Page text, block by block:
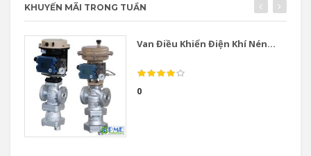
KHUYẾN MÃI TRONG TUẦN
Van Điều Khiển Điện Khí Nén...
0